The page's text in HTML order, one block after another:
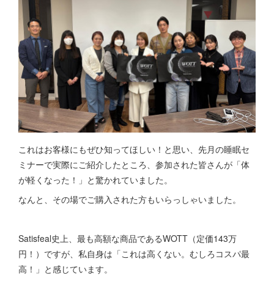
これはお客様にもぜひ知ってほしい！と思い、先月の睡眠セ
ミナーで実際にご紹介したところ、参加された皆さんが「体
が軽くなった！」と驚かれていました。
なんと、その場でご購入された方もいらっしゃいました。
Satisfeal史上、最も高額な商品であるWOTT（定価143万
円！）ですが、私自身は「これは高くない。むしろコスパ最
高！」と感じています。